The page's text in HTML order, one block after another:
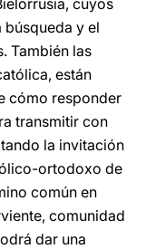
cuyos
y el
También las
están
cómo responder
transmitir con
la invitación
ortodoxo de
común en
comunidad
dar una